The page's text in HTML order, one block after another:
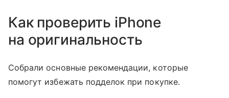
Как проверить iPhone
на оригинальность
Собрали основные рекомендации, которые
помогут избежать подделок при покупке.